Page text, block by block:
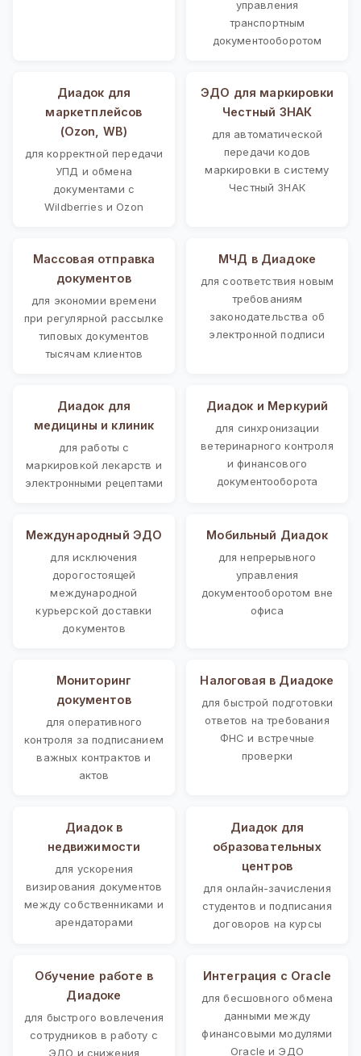
управления
транспортным
документооборотом
Диадок для
маркетплейсов
(Ozon, WB)
для корректной передачи
УПД и обмена
документами с
Wildberries и Ozon
ЭДО для маркировки
Честный ЗНАК
для автоматической
передачи кодов
маркировки в систему
Честный ЗНАК
Массовая отправка
документов
для экономии времени
при регулярной рассылке
типовых документов
тысячам клиентов
МЧД в Диадоке
для соответствия новым
требованиям
законодательства об
электронной подписи
Диадок для
медицины и клиник
для работы с
маркировкой лекарств и
электронными рецептами
Диадок и Меркурий
для синхронизации
ветеринарного контроля
и финансового
документооборота
Международный ЭДО
для исключения
дорогостоящей
международной
курьерской доставки
документов
Мобильный Диадок
для непрерывного
управления
документооборотом вне
офиса
Мониторинг
документов
для оперативного
контроля за подписанием
важных контрактов и
актов
Налоговая в Диадоке
для быстрой подготовки
ответов на требования
ФНС и встречные
проверки
Диадок в
недвижимости
для ускорения
визирования документов
между собственниками и
арендаторами
Диадок для
образовательных
центров
для онлайн-зачисления
студентов и подписания
договоров на курсы
Обучение работе в
Диадоке
для быстрого вовлечения
сотрудников в работу с
ЭДО и снижения
Интеграция с Oracle
для бесшовного обмена
данными между
финансовыми модулями
Oracle и ЭДО